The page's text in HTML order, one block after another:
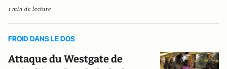
1 min de lecture
FROID DANS LE DOS
Attaque du Westgate de